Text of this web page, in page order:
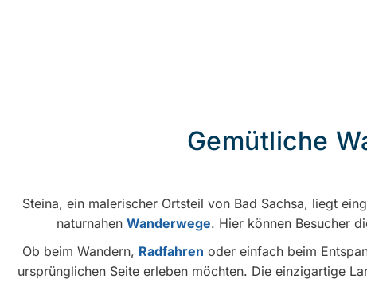
Gemütliche
Steina, ein malerischer Ortsteil von Bad Sachsa, liegt
naturnahen Wanderwege. Hier können Besucher
Ob beim Wandern, Radfahren oder einfach beim
ursprünglichen Seite erleben möchten. Die einzigartige